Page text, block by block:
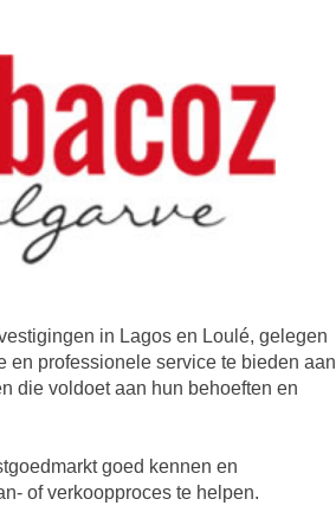
in Lagos en Loulé, gelegen
en professionele service te bieden aan
die voldoet aan hun behoeften en
goed kennen en
of verkoopproces te helpen.